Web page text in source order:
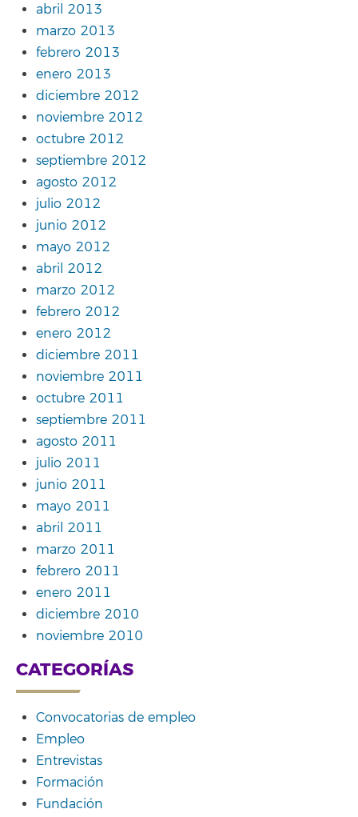
abril 2013
marzo 2013
febrero 2013
enero 2013
diciembre 2012
noviembre 2012
octubre 2012
septiembre 2012
agosto 2012
julio 2012
junio 2012
mayo 2012
abril 2012
marzo 2012
febrero 2012
enero 2012
diciembre 2011
noviembre 2011
octubre 2011
septiembre 2011
agosto 2011
julio 2011
junio 2011
mayo 2011
abril 2011
marzo 2011
febrero 2011
enero 2011
diciembre 2010
noviembre 2010
CATEGORÍAS
Convocatorias de empleo
Empleo
Entrevistas
Formación
Fundación